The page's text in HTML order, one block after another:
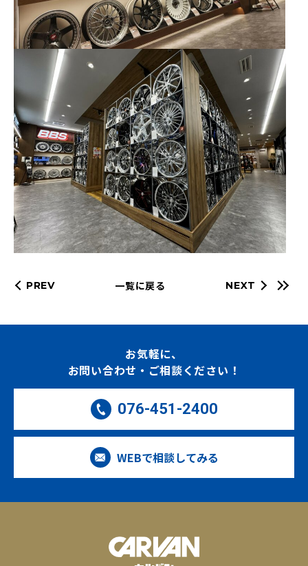
PREV 一覧に戻る NEXT
お気軽に、
お問い合わせ・ご相談ください！
076-451-2400
WEBで相談してみる